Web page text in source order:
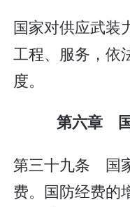
国家对供应武装
工程、服务，依
度。
第六章
第三十九条 国
费。国防经费的